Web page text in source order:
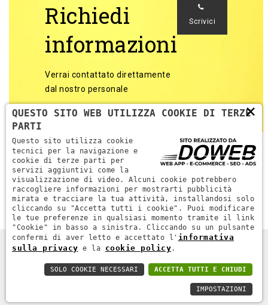
Richiedi
informazioni
Verrai contattato direttamente
dal nostro personale
Scrivici
Torna alle categorie
DPR MACCHINE. ALL RIGHTS RESERVED - P.IVA 04689670232 -
WEB AGENCY VERONA
COOKIE POLICY
×
QUESTO SITO WEB UTILIZZA COOKIE DI TERZE
PARTI
Questo sito utilizza cookie
tecnici per la navigazione e
cookie di terze parti per
servizi aggiuntivi come la
visualizzazione di video. Alcuni cookie potrebbero
raccogliere informazioni per mostrarti pubblicità
mirata e tracciare la tua attività, installandosi solo
cliccando su "Accetta tutti i cookie". Puoi modificare
le tue preferenze in qualsiasi momento tramite il link
"Cookie" in basso a sinistra. Cliccando su un pulsante
confermi di aver letto e accettato l' informativa
sulla privacy e la cookie policy.
ACCETTA TUTTI E CHIUDI
SOLO COOKIE NECESSARI
IMPOSTAZIONI